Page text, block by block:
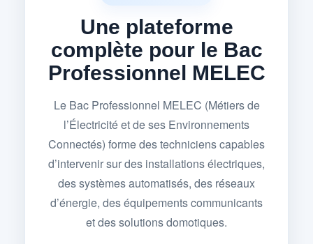
Une plateforme
complète pour le Bac
Professionnel MELEC
Le Bac Professionnel MELEC (Métiers de
l’Électricité et de ses Environnements
Connectés) forme des techniciens capables
d’intervenir sur des installations électriques,
des systèmes automatisés, des réseaux
d’énergie, des équipements communicants
et des solutions domotiques.